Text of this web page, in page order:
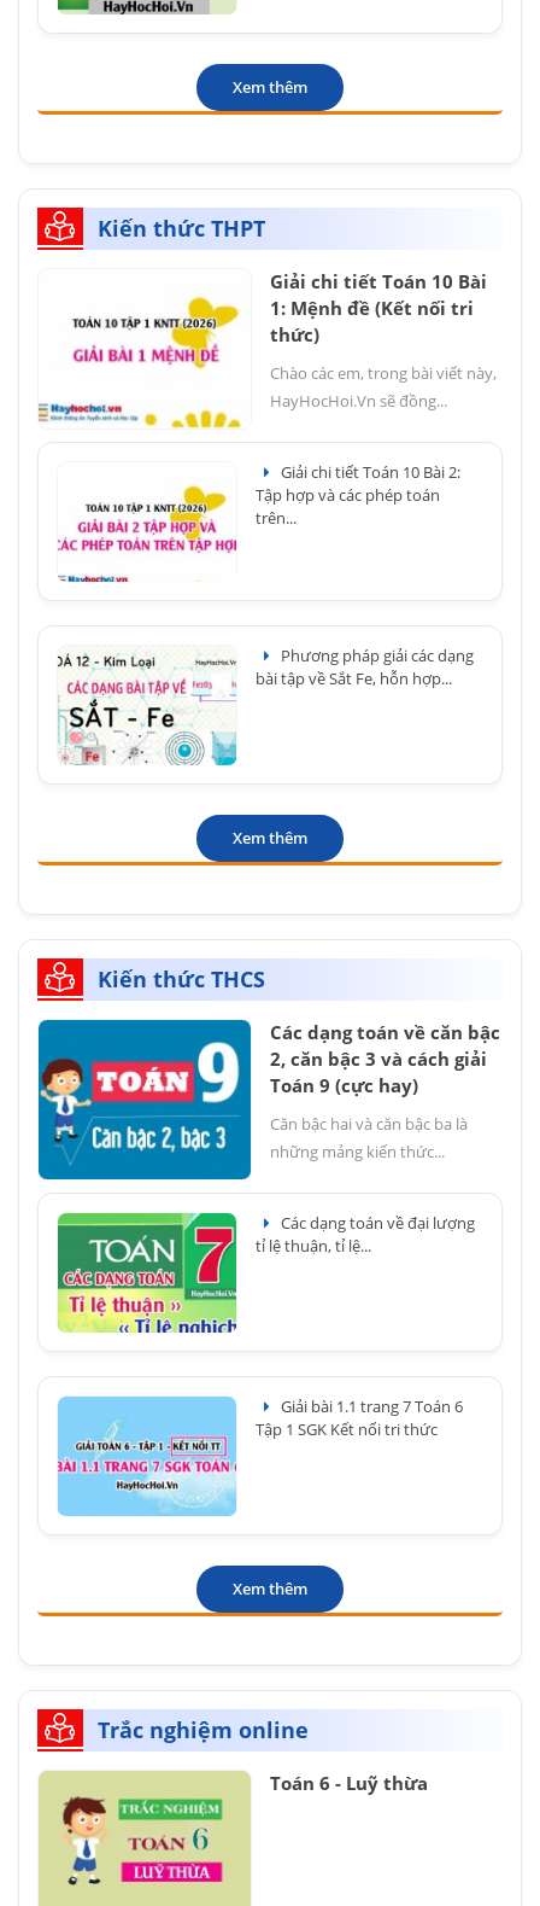
Xem thêm
Kiến thức THPT
Giải chi tiết Toán 10 Bài
1: Mệnh đề (Kết nối tri
thức)
Chào các em, trong bài viết này,
HayHocHoi.Vn sẽ đồng...
Giải chi tiết Toán 10 Bài 2:
Tập hợp và các phép toán
trên...
Phương pháp giải các dạng
bài tập về Sắt Fe, hỗn hợp...
Xem thêm
Kiến thức THCS
Các dạng toán về căn bậc
2, căn bậc 3 và cách giải
Toán 9 (cực hay)
Căn bậc hai và căn bậc ba là
những mảng kiến thức...
Các dạng toán về đại lượng
tỉ lệ thuận, tỉ lệ...
Giải bài 1.1 trang 7 Toán 6
Tập 1 SGK Kết nối tri thức
Xem thêm
Trắc nghiệm online
Toán 6 - Luỹ thừa